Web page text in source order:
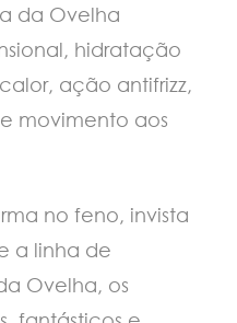
da Ovelha
hidratação
ação antifrizz,
movimento aos
no feno, invista
a linha de
Ovelha, os